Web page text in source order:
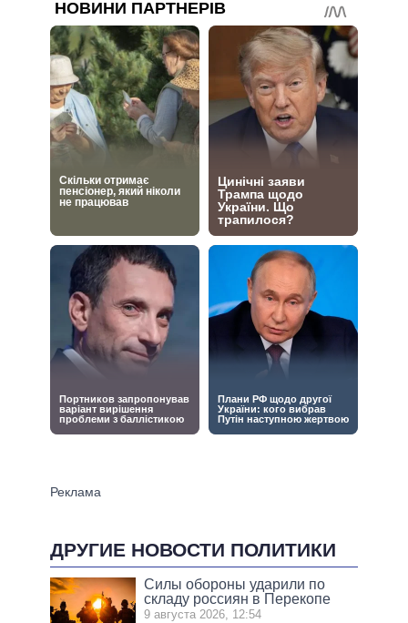
ДРУГИЕ НОВОСТИ ПОЛИТИКИ
Силы обороны ударили по
складу россиян в Перекопе
9 августа 2026, 12:54